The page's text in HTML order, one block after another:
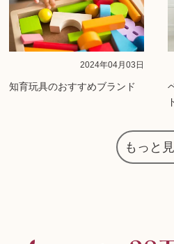
2024年04月03日
知育玩具のおすすめブランド
もっと